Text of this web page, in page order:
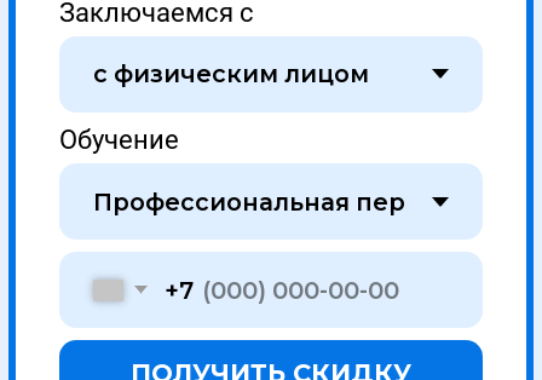
2
Договор
оказании образовательных услуг
Обучение и аттестация
Получаете доступ к образовательному порталу
и обучаетесь онлайн в удобное время. На
связи ваш куратор.